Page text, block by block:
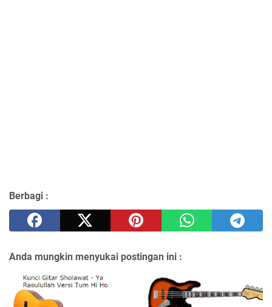
Berbagi :
Anda mungkin menyukai postingan ini :